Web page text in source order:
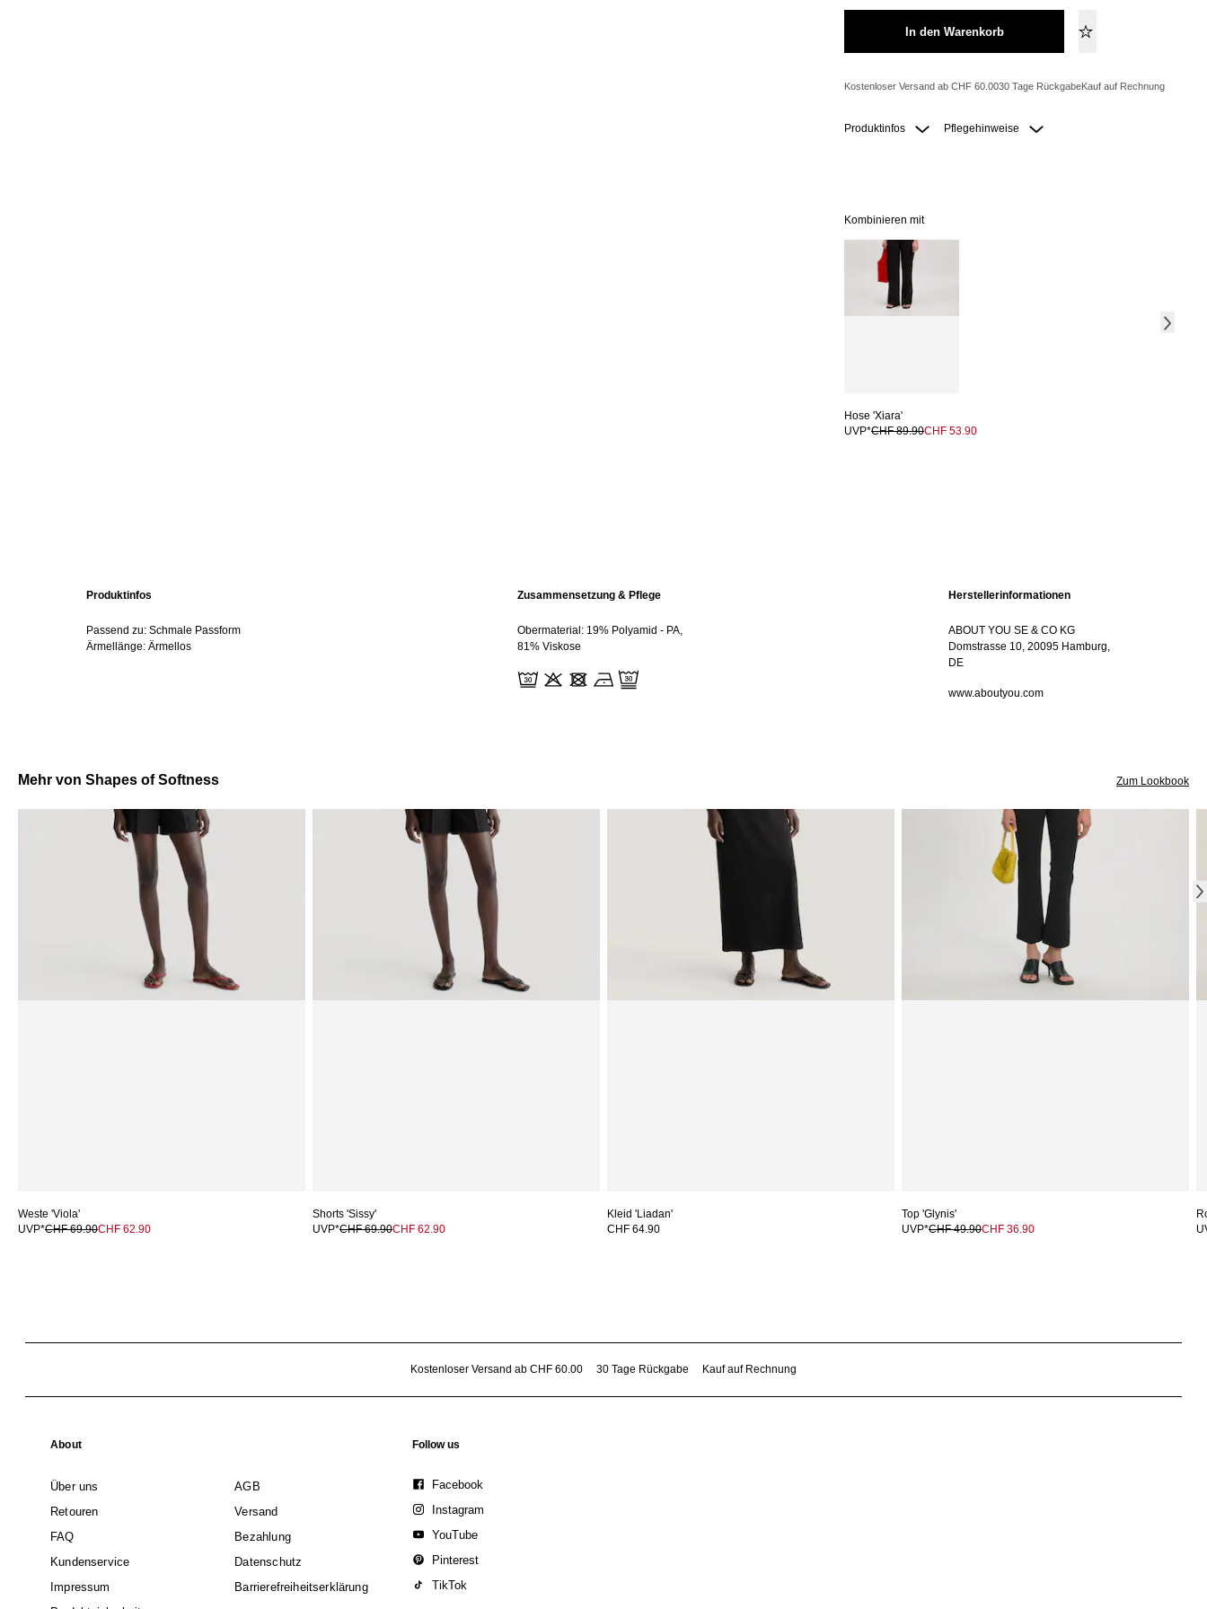
In den Warenkorb
Kostenloser Versand ab CHF 60.0030 Tage RückgabeKauf auf Rechnung
Produktinfos Pflegehinweise
Kombinieren mit
Hose 'Xiara'
UVP*CHF 89.90CHF 53.90
Produktinfos
Passend zu: Schmale Passform
Ärmellänge: Ärmellos
Zusammensetzung & Pflege
Obermaterial: 19% Polyamid - PA,
81% Viskose
Herstellerinformationen
ABOUT YOU SE & CO KG
Domstrasse 10, 20095 Hamburg,
DE
www.aboutyou.com
Mehr von Shapes of Softness Zum Lookbook
Weste 'Viola'
UVP*CHF 69.90CHF 62.90
Shorts 'Sissy'
UVP*CHF 69.90CHF 62.90
Kleid 'Liadan'
CHF 64.90
Top 'Glynis'
UVP*CHF 49.90CHF 36.90
Kostenloser Versand ab CHF 60.00 30 Tage Rückgabe Kauf auf Rechnung
About
Über uns
AGB
Retouren
Versand
FAQ
Bezahlung
Kundenservice
Datenschutz
Impressum
Barrierefreiheitserklärung
Follow us
Facebook
Instagram
YouTube
Pinterest
TikTok